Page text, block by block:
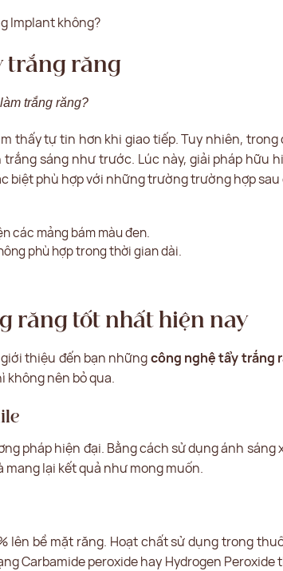
Implant không?
trắng răng
trắng răng?
thấy tự tin hơn khi giao tiếp. Tuy nhiên,
sáng như trước. Lúc này, giải pháp hữu
biệt phù hợp với những trường trường hợp sau
các mảng bám màu đen.
phù hợp trong thời gian dài.
răng tốt nhất hiện nay
thiệu đến bạn nhữngcông nghệ tẩy trắng
không nên bỏ qua.
pháp hiện đại. Bằng cách sử dụng ánh sáng
lại kết quả như mong muốn.
lên bề mặt răng. Hoạt chất sử dụng trong
Carbamide peroxide hay Hydrogen Peroxide